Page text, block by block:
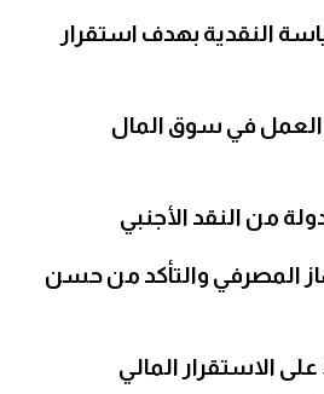
النقدية بهدف استقرار
في سوق المال
من النقد الأجنبي
المصرفي والتأكد من حسن
الاستقرار المالي